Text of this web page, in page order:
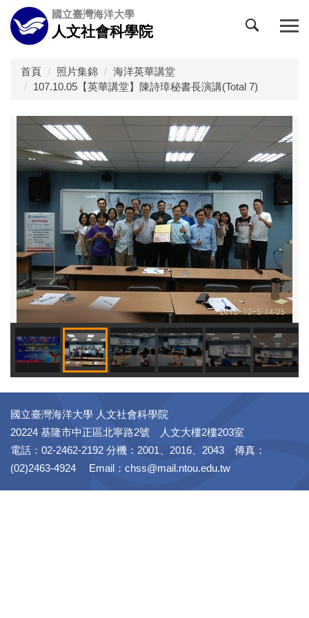
跳
到
主
國立臺灣海洋大學
人文社會科學院
首頁 照片集錦
海洋英華講堂
107.10.05【英華講堂】陳詩璋秘書長演講(Total 7)
國立臺灣海洋大學 人文社會科學院
20224 基隆市中正區北寧路2號 人文大樓2樓203室
電話：02-2462-2192 分機：2001、2016、2043 傳真：
(02)2463-4924 Email：chss@mail.ntou.edu.tw